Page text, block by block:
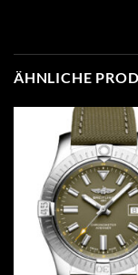
ÄHNLICHE